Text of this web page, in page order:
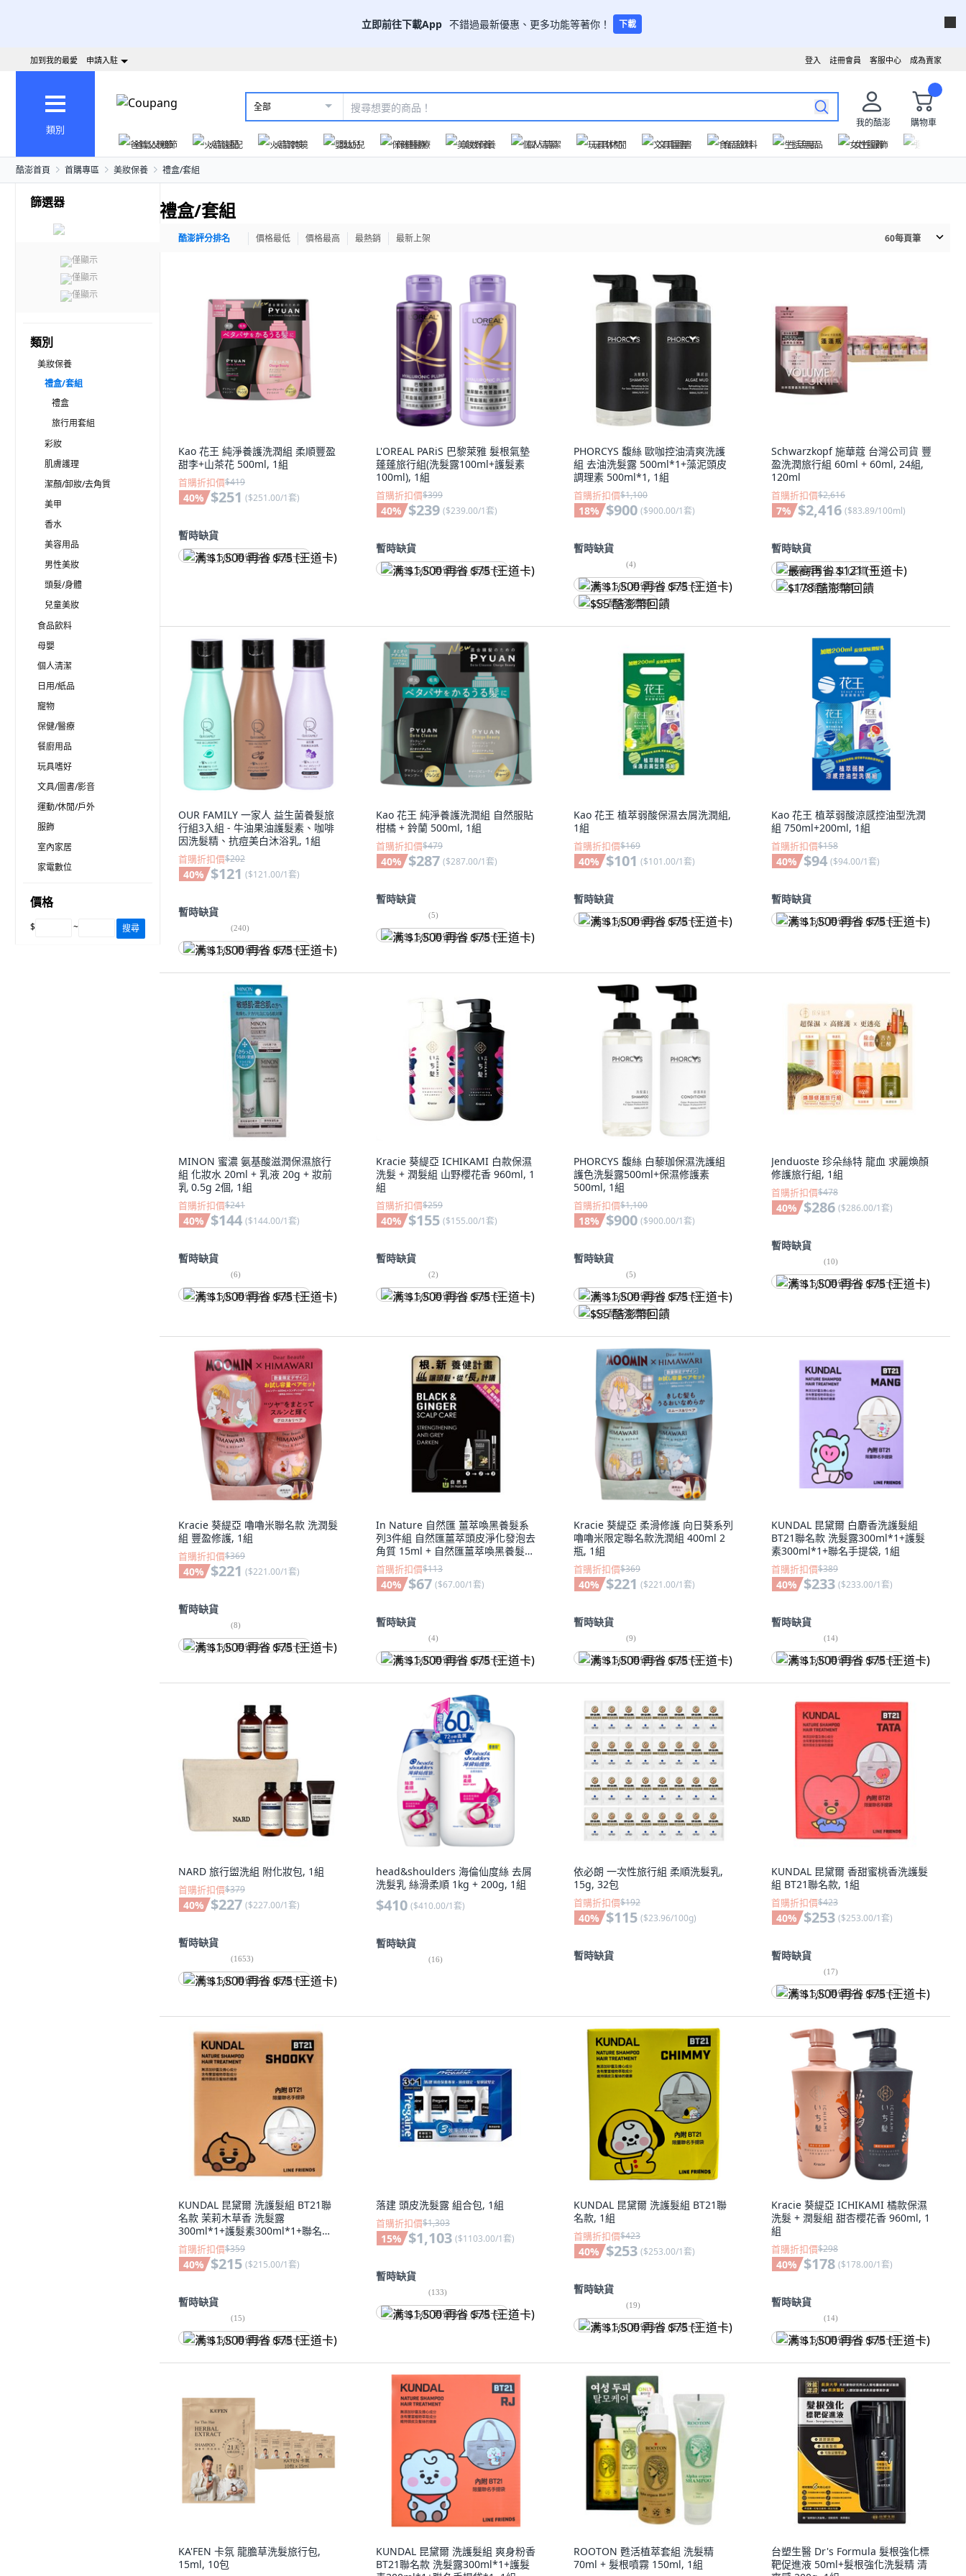
立即前往下載App 不錯過最新優惠、更多功能等著你！ 下載
成為賣家
客服中心
註冊會員
登入
加到我的最愛 申請入駐
類別
全部
我的酷澎
購物車
爸氣父親節
火箭速配 火箭跨境 嬰幼兒 保健醫療 美妝保養 個人清潔 玩具休閒 文具圖書 食品飲料 生活用品 女性服飾
酷澎首頁 首購專區 美妝保養 禮盒/套組
篩選器
僅顯示
僅顯示
僅顯示
類別
美妝保養
禮盒/套組
禮盒
旅行用套組
彩妝
肌膚護理
潔顏/卸妝/去角質
美甲
香水
美容用品
男性美妝
頭髮/身體
兒童美妝
食品飲料
母嬰
個人清潔
日用/紙品
寵物
保健/醫療
餐廚用品
玩具嗜好
文具/圖書/影音
運動/休閒/戶外
服飾
室內家居
家電數位
價格
$ ~ 搜尋
禮盒/套組
酷澎評分排名 價格最低 價格最高 最熱銷 最新上架 60每頁筆
Kao 花王 純淨養護洗潤組 柔順豐盈
甜李+山茶花 500ml, 1組
首購折扣價$419
40% $251 ($251.00/1套)
暫時缺貨
满 $1,500 再省 $75 (王道卡)
L'OREAL PARiS 巴黎萊雅 髮根氣墊
蓬蓬旅行組(洗髮露100ml+護髮素
100ml), 1組
首購折扣價$399
40% $239 ($239.00/1套)
暫時缺貨
满 $1,500 再省 $75 (王道卡)
PHORCYS 馥絲 歐咖控油清爽洗護
組 去油洗髮露 500ml*1+藻泥頭皮
調理素 500ml*1, 1組
首購折扣價$1,100
18% $900 ($900.00/1套)
暫時缺貨
(4)
满 $1,500 再省 $75 (王道卡)
$55 酷澎幣回饋
Schwarzkopf 施華蔻 台灣公司貨 豐
盈洗潤旅行組 60ml + 60ml, 24組,
120ml
首購折扣價$2,616
7% $2,416 ($83.89/100ml)
暫時缺貨
最高再省 $121 (王道卡)
$178 酷澎幣回饋
OUR FAMILY 一家人 益生菌養髮旅
行組3入組 - 牛油果油護髮素、咖啡
因洗髮精、抗痘美白沐浴乳, 1組
首購折扣價$202
40% $121 ($121.00/1套)
暫時缺貨
(240)
满 $1,500 再省 $75 (王道卡)
Kao 花王 純淨養護洗潤組 自然服貼
柑橘 + 鈴蘭 500ml, 1組
首購折扣價$479
40% $287 ($287.00/1套)
暫時缺貨
(5)
满 $1,500 再省 $75 (王道卡)
Kao 花王 植萃弱酸保濕去屑洗潤組,
1組
首購折扣價$169
40% $101 ($101.00/1套)
暫時缺貨
满 $1,500 再省 $75 (王道卡)
Kao 花王 植萃弱酸涼感控油型洗潤
組 750ml+200ml, 1組
首購折扣價$158
40% $94 ($94.00/1套)
暫時缺貨
满 $1,500 再省 $75 (王道卡)
MINON 蜜濃 氨基酸滋潤保濕旅行
組 化妝水 20ml + 乳液 20g + 妝前
乳 0.5g 2個, 1組
首購折扣價$241
40% $144 ($144.00/1套)
暫時缺貨
(6)
满 $1,500 再省 $75 (王道卡)
Kracie 葵緹亞 ICHIKAMI 白款保濕
洗髮 + 潤髮組 山野櫻花香 960ml, 1
組
首購折扣價$259
40% $155 ($155.00/1套)
暫時缺貨
(2)
满 $1,500 再省 $75 (王道卡)
PHORCYS 馥絲 白藜珈保濕洗護組
護色洗髮露500ml+保濕修護素
500ml, 1組
首購折扣價$1,100
18% $900 ($900.00/1套)
暫時缺貨
(5)
满 $1,500 再省 $75 (王道卡)
$55 酷澎幣回饋
Jenduoste 珍朵絲特 龍血 求麗煥顏
修護旅行組, 1組
首購折扣價$478
40% $286 ($286.00/1套)
暫時缺貨
(10)
满 $1,500 再省 $75 (王道卡)
Kracie 葵緹亞 嚕嚕米聯名款 洗潤髮
組 豐盈修護, 1組
首購折扣價$369
40% $221 ($221.00/1套)
暫時缺貨
(8)
满 $1,500 再省 $75 (王道卡)
In Nature 自然匯 薑萃喚黑養髮系
列3件組 自然匯薑萃頭皮淨化發泡去
角質 15ml + 自然匯薑萃喚黑養髮浴
髮露 90ml + 自然匯薑萃喚黑養髮液
10ml, 1組
首購折扣價$113
40% $67 ($67.00/1套)
暫時缺貨
(4)
满 $1,500 再省 $75 (王道卡)
Kracie 葵緹亞 柔滑修護 向日葵系列
嚕嚕米限定聯名款洗潤組 400ml 2
瓶, 1組
首購折扣價$369
40% $221 ($221.00/1套)
暫時缺貨
(9)
满 $1,500 再省 $75 (王道卡)
KUNDAL 昆黛爾 白麝香洗護髮組
BT21聯名款 洗髮露300ml*1+護髮
素300ml*1+聯名手提袋, 1組
首購折扣價$389
40% $233 ($233.00/1套)
暫時缺貨
(14)
满 $1,500 再省 $75 (王道卡)
NARD 旅行盥洗組 附化妝包, 1組
首購折扣價$379
40% $227 ($227.00/1套)
暫時缺貨
(1653)
满 $1,500 再省 $75 (王道卡)
head&shoulders 海倫仙度絲 去屑
洗髮乳 絲滑柔順 1kg + 200g, 1組
$410 ($410.00/1套)
暫時缺貨
(16)
依必朗 一次性旅行組 柔順洗髮乳,
15g, 32包
首購折扣價$192
40% $115 ($23.96/100g)
暫時缺貨
KUNDAL 昆黛爾 香甜蜜桃香洗護髮
組 BT21聯名款, 1組
首購折扣價$423
40% $253 ($253.00/1套)
暫時缺貨
(17)
满 $1,500 再省 $75 (王道卡)
KUNDAL 昆黛爾 洗護髮組 BT21聯
名款 茉莉木草香 洗髮露
300ml*1+護髮素300ml*1+聯名手
提袋*1, 1組
首購折扣價$359
40% $215 ($215.00/1套)
暫時缺貨
(15)
满 $1,500 再省 $75 (王道卡)
落建 頭皮洗髮露 組合包, 1組
首購折扣價$1,303
15% $1,103 ($1103.00/1套)
暫時缺貨
(133)
满 $1,500 再省 $75 (王道卡)
KUNDAL 昆黛爾 洗護髮組 BT21聯
名款, 1組
首購折扣價$423
40% $253 ($253.00/1套)
暫時缺貨
(19)
满 $1,500 再省 $75 (王道卡)
Kracie 葵緹亞 ICHIKAMI 橘款保濕
洗髮 + 潤髮組 甜杏櫻花香 960ml, 1
組
首購折扣價$298
40% $178 ($178.00/1套)
暫時缺貨
(14)
满 $1,500 再省 $75 (王道卡)
KA'FEN 卡氛 龍膽草洗髮旅行包,
15ml, 10包
KUNDAL 昆黛爾 洗護髮組 爽身粉香
BT21聯名款 洗髮露300ml*1+護髮
ROOTON 甦活植萃套組 洗髮精
70ml + 髮根噴霧 150ml, 1組
台塑生醫 Dr's Formula 髮根強化標
靶促進液 50ml+髮根強化洗髮精 清